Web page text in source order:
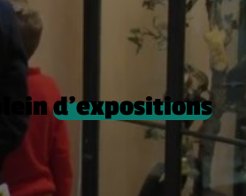
d’expositions